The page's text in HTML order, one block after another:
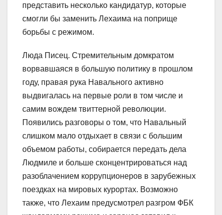
представить несколько кандидатур, которые
смогли бы заменить Лехаима на поприще
борьбы с режимом.
Люда Писец. Стремительным домкратом
ворвавшаяся в большую политику в прошлом
году, правая рука Навального активно
выдвигалась на первые роли в том числе и
самим вождем твиттерной революции.
Появились разговоры о том, что Навальный
слишком мало отдыхает в связи с большим
объемом работы, собирается передать дела
Людмиле и больше сконцентрироваться над
разоблачением коррупционеров в зарубежных
поездках на мировых курортах. Возможно
также, что Лехаим предусмотрел разгром ФБК